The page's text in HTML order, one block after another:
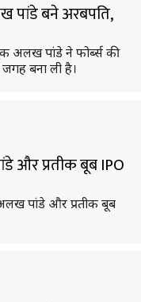
पांडे बने अरबपति,
अलख पांडे ने फोर्ब्स की
बना ली है।
और प्रतीक बूब IPO
पांडे और प्रतीक बूब